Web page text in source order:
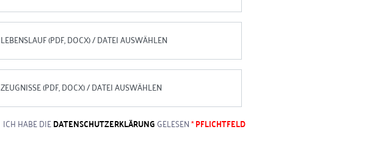
LEBENSLAUF (PDF, DOCX) / DATEI AUSWÄHLEN
ZEUGNISSE (PDF, DOCX) / DATEI AUSWÄHLEN
ICH HABE DIEDATENSCHUTZERKLÄRUNG GELESEN*PFLICHTFELD